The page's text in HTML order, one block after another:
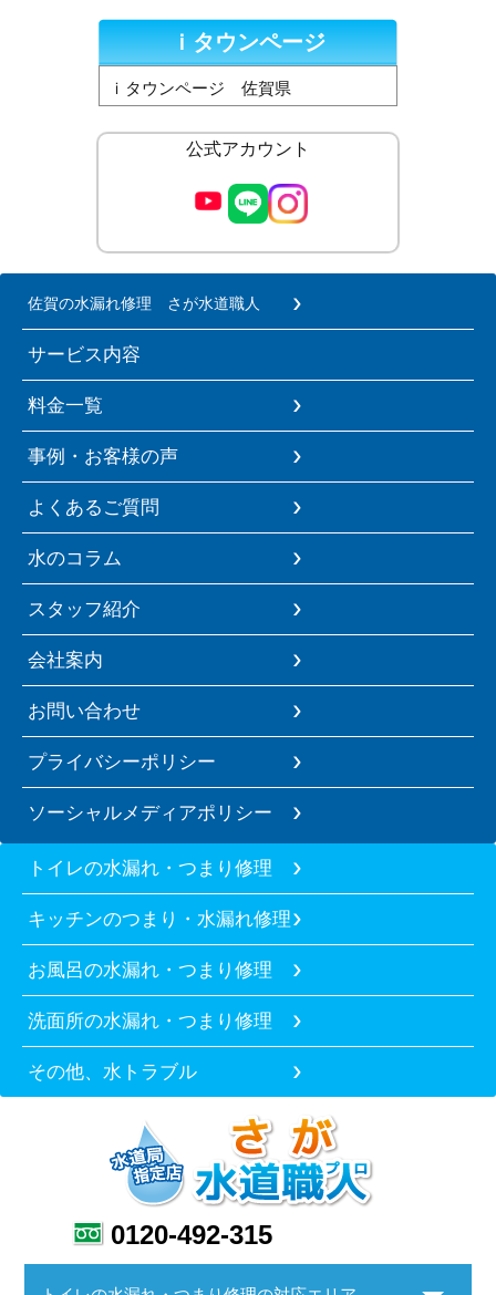
ｉタウンページ
ｉタウンページ 佐賀県
公式アカウント
佐賀の水漏れ修理 さが水道職人
サービス内容
料金一覧
事例・お客様の声
よくあるご質問
水のコラム
スタッフ紹介
会社案内
お問い合わせ
プライバシーポリシー
ソーシャルメディアポリシー
トイレの水漏れ・つまり修理
キッチンのつまり・水漏れ修理
お風呂の水漏れ・つまり修理
洗面所の水漏れ・つまり修理
その他、水トラブル
0120-492-315